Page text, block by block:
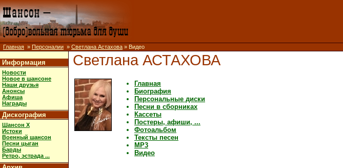
Главная » Персоналии » Светлана Астахова » Видео
Информация
Новости
Новое в шансоне
Наши друзья
Анонсы
Афиша
Награды
Дискография
Шансон X
Истоки
Военный шансон
Песни цыган
Барды
Ретро, эстрада ...
Светлана АСТАХОВА
Главная
Биография
Персональные диски
Песни в сборниках
Кассеты
Постеры, афиши, ...
Фотоальбом
Тексты песен
MP3
Видео